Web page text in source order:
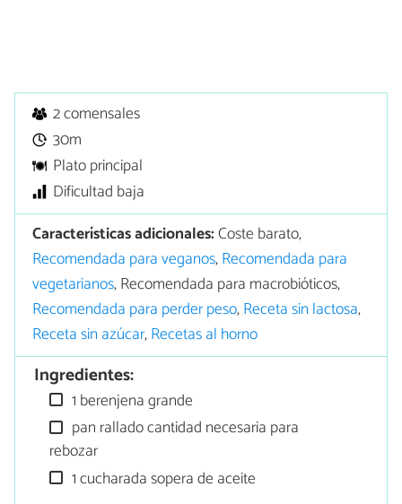
2 comensales
30m
Plato principal
Dificultad baja
Características adicionales:Coste barato,
Recomendada para veganos,Recomendada para
vegetarianos, Recomendada para macrobióticos,
Recomendada para perder peso,Receta sin lactosa,
Receta sin azúcar,Recetas al horno
Ingredientes:
1 berenjena grande
pan rallado cantidad necesaria para
rebozar
1 cucharada sopera de aceite